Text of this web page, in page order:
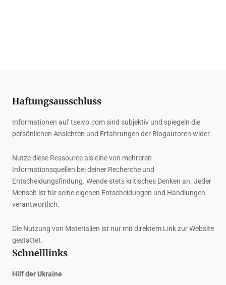
Haftungsausschluss
Informationen auf tseivo.com sind subjektiv und spiegeln die
persönlichen Ansichten und Erfahrungen der Blogautoren wider.
Nutze diese Ressource als eine von mehreren
Informationsquellen bei deiner Recherche und
Entscheidungsfindung. Wende stets kritisches Denken an. Jeder
Mensch ist für seine eigenen Entscheidungen und Handlungen
verantwortlich.
Die Nutzung von Materialien ist nur mit direktem Link zur Website
gestattet.
Schnelllinks
Hilf der Ukraine